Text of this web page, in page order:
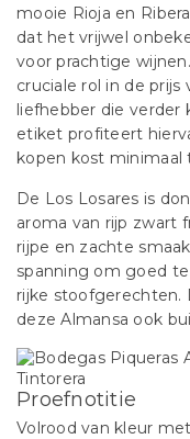
mooie Rioja en
dat het vrijwel
voor prachtige
cruciale rol in de prijs
liefhebber die verder
etiket profiteert
kopen kost minimaal
De Los Losares is
aroma van rijp zwart
rijpe en zachte
spanning om goed
rijke stoofgerechten.
deze Almansa ook
Proefnotitie
Volrood van kleur